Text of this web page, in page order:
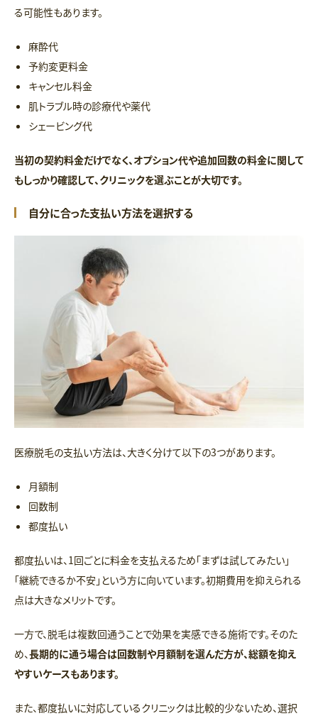
る可能性もあります。
麻酔代
予約変更料金
キャンセル料金
肌トラブル時の診療代や薬代
シェービング代
当初の契約料金だけでなく、オプション代や追加回数の料金に関して
もしっかり確認して、クリニックを選ぶことが大切です。
自分に合った支払い方法を選択する
医療脱毛の支払い方法は、大きく分けて以下の3つがあります。
月額制
回数制
都度払い
都度払いは、1回ごとに料金を支払えるため「まずは試してみたい」
「継続できるか不安」という方に向いています。初期費用を抑えられる
点は大きなメリットです。
一方で、脱毛は複数回通うことで効果を実感できる施術です。そのた
め、長期的に通う場合は回数制や月額制を選んだ方が、総額を抑え
やすいケースもあります。
また、都度払いに対応しているクリニックは比較的少ないため、選択